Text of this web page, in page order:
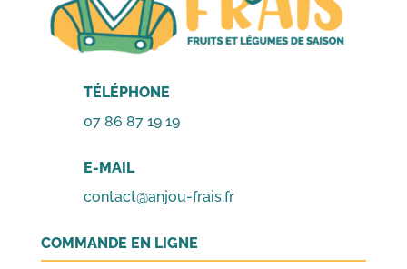
TÉLÉPHONE
07 86 87 19 19
E-MAIL
contact@anjou-frais.fr
COMMANDE EN LIGNE